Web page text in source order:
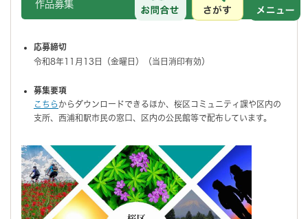
さがす
作品募集
応募締切
令和8年11月13日（金曜日）（当日消印有効）
募集要項
こちら からダウンロードできるほか、桜区コミュニティ課や区内の
支所、西浦和駅市民の窓口、区内の公民館等で配布しています。